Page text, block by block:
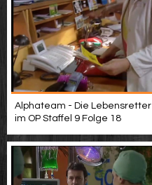
Alphateam - Die Lebensretter
im OP Staffel 9 Folge 18